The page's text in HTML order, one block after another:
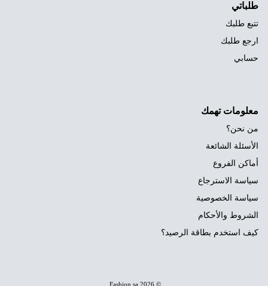
طلباتي
تتبع طلبك
ارجع طلبك
حسابي
معلومات تهمك
من نحن؟
الأسئلة الشائعة
أماكن الفروع
سياسة الاسترجاع
سياسة الخصوصية
الشروط والأحكام
كيف استخدم بطاقة الرصيد؟
© 2026
Fashion.sa